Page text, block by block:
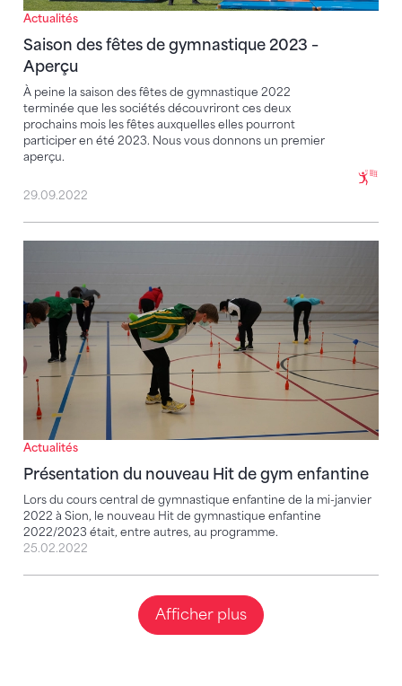
Actualités
Saison des fêtes de gymnastique 2023 –
Aperçu
À peine la saison des fêtes de gymnastique 2022
terminée que les sociétés découvriront ces deux
prochains mois les fêtes auxquelles elles pourront
participer en été 2023. Nous vous donnons un premier
aperçu.
29.09.2022
Actualités
Présentation du nouveau Hit de gym enfantine
Lors du cours central de gymnastique enfantine de la mi-janvier
2022 à Sion, le nouveau Hit de gymnastique enfantine
2022/2023 était, entre autres, au programme.
25.02.2022
Afficher plus